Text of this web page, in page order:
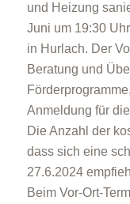
und Heizung
Juni um 19:30
in Hurlach. Der
Beratung und
Anmeldung für
Die Anzahl der
dass sich eine
27.6.2024
Beim Vor-Ort-